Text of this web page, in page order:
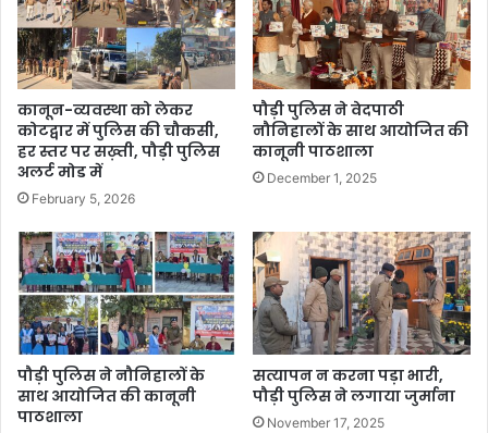
कानून-व्यवस्था को लेकर
कोटद्वार में पुलिस की चौकसी,
हर स्तर पर सख़्ती, पौड़ी पुलिस
अलर्ट मोड में
February 5, 2026
पौड़ी पुलिस ने वेदपाठी
नौनिहालों के साथ आयोजित की
कानूनी पाठशाला
December 1, 2025
पौड़ी पुलिस ने नौनिहालों के
साथ आयोजित की कानूनी
पाठशाला
सत्यापन न करना पड़ा भारी,
पौड़ी पुलिस ने लगाया जुर्माना
November 17, 2025